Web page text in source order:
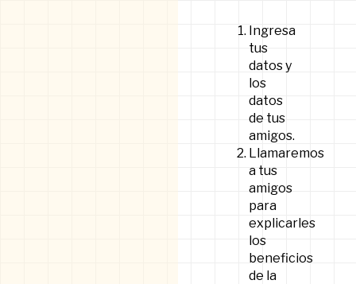
Ingresa
tus
datos y
los
datos
de tus
amigos.
Llamaremos
a tus
amigos
para
explicarles
los
beneficios
de la